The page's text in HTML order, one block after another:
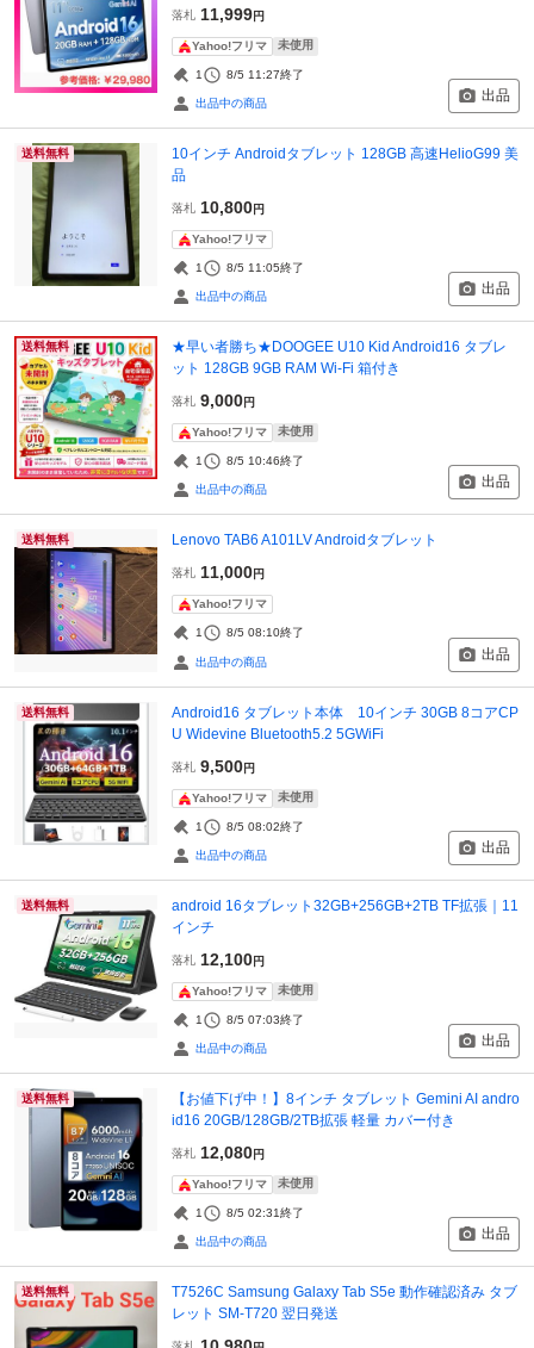
落札 11,999円
Yahoo!フリマ 未使用
1 8/5 11:27終了
出品中の商品 出品
送料無料
10インチ Androidタブレット 128GB 高速HelioG99 美
品
落札 10,800円
Yahoo!フリマ
1 8/5 11:05終了
出品中の商品 出品
送料無料
★早い者勝ち★DOOGEE U10 Kid Android16 タブレ
ット 128GB 9GB RAM Wi-Fi 箱付き
落札 9,000円
Yahoo!フリマ 未使用
1 8/5 10:46終了
出品中の商品 出品
送料無料 Lenovo TAB6 A101LV Androidタブレット
落札 11,000円
Yahoo!フリマ
1 8/5 08:10終了
出品中の商品 出品
送料無料
Android16 タブレット本体 10インチ 30GB 8コアCP
U Widevine Bluetooth5.2 5GWiFi
落札 9,500円
Yahoo!フリマ 未使用
1 8/5 08:02終了
出品中の商品 出品
送料無料
android 16タブレット32GB+256GB+2TB TF拡張｜11
インチ
落札 12,100円
Yahoo!フリマ 未使用
1 8/5 07:03終了
出品中の商品 出品
送料無料
【お値下げ中！】8インチ タブレット Gemini AI andro
id16 20GB/128GB/2TB拡張 軽量 カバー付き
落札 12,080円
Yahoo!フリマ 未使用
1 8/5 02:31終了
出品中の商品 出品
送料無料
T7526C Samsung Galaxy Tab S5e 動作確認済み タブ
レット SM-T720 翌日発送